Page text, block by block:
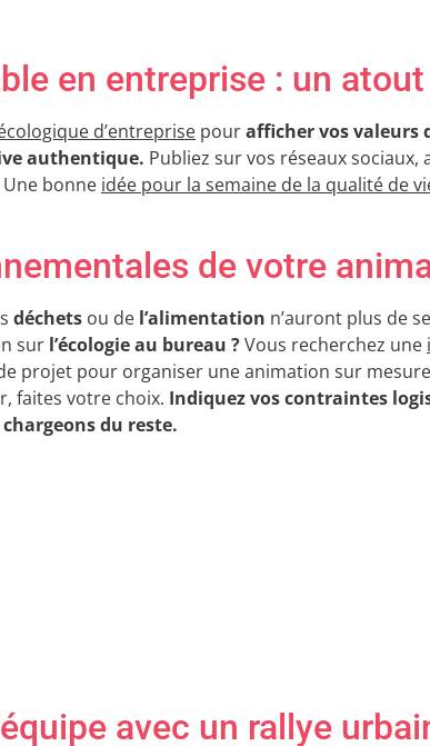
en entreprise : un
d’entreprise pourafficher vos valeurs
authentique. Publiez sur vos réseaux
bonne idée pour la semaine de la qualité de
de votre
déchets ou de l’alimentation n’auront plus de
sur l’écologie au bureau ?Vous recherchez une
projet pour organiser une animation sur
faites votre choix. Indiquez vos contraintes
du reste.
avec un rallye